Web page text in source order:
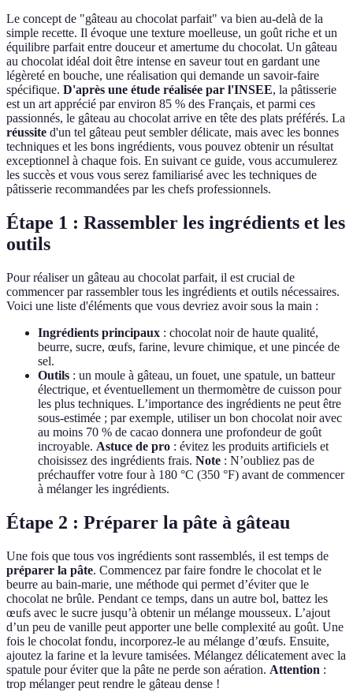
Le concept de "gâteau au chocolat parfait" va bien au-delà de la
simple recette. Il évoque une texture moelleuse, un goût riche et un
équilibre parfait entre douceur et amertume du chocolat. Un gâteau
au chocolat idéal doit être intense en saveur tout en gardant une
légèreté en bouche, une réalisation qui demande un savoir-faire
spécifique. D'après une étude réalisée par l'INSEE, la pâtisserie
est un art apprécié par environ 85 % des Français, et parmi ces
passionnés, le gâteau au chocolat arrive en tête des plats préférés. La
réussite d'un tel gâteau peut sembler délicate, mais avec les bonnes
techniques et les bons ingrédients, vous pouvez obtenir un résultat
exceptionnel à chaque fois. En suivant ce guide, vous accumulerez
les succès et vous vous serez familiarisé avec les techniques de
pâtisserie recommandées par les chefs professionnels.
Étape 1 : Rassembler les ingrédients et les
outils
Pour réaliser un gâteau au chocolat parfait, il est crucial de
commencer par rassembler tous les ingrédients et outils nécessaires.
Voici une liste d'éléments que vous devriez avoir sous la main :
Ingrédients principaux : chocolat noir de haute qualité,
beurre, sucre, œufs, farine, levure chimique, et une pincée de
sel.
Outils : un moule à gâteau, un fouet, une spatule, un batteur
électrique, et éventuellement un thermomètre de cuisson pour
les plus techniques. L’importance des ingrédients ne peut être
sous-estimée ; par exemple, utiliser un bon chocolat noir avec
au moins 70 % de cacao donnera une profondeur de goût
incroyable. Astuce de pro : évitez les produits artificiels et
choisissez des ingrédients frais. Note : N’oubliez pas de
préchauffer votre four à 180 °C (350 °F) avant de commencer
à mélanger les ingrédients.
Étape 2 : Préparer la pâte à gâteau
Une fois que tous vos ingrédients sont rassemblés, il est temps de
préparer la pâte. Commencez par faire fondre le chocolat et le
beurre au bain-marie, une méthode qui permet d’éviter que le
chocolat ne brûle. Pendant ce temps, dans un autre bol, battez les
œufs avec le sucre jusqu’à obtenir un mélange mousseux. L’ajout
d’un peu de vanille peut apporter une belle complexité au goût. Une
fois le chocolat fondu, incorporez-le au mélange d’œufs. Ensuite,
ajoutez la farine et la levure tamisées. Mélangez délicatement avec la
spatule pour éviter que la pâte ne perde son aération. Attention :
trop mélanger peut rendre le gâteau dense !